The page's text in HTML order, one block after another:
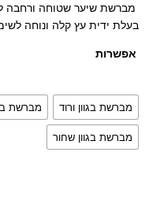
מברשת שיער שטוחה ורחבה
בעלת ידית עץ קלה ונוחה
אפשרות
מברשת בגוון ורוד מברשת
מברשת בגוון שחור